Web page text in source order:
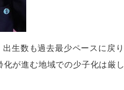
生数も過去最少ペースに戻
が進む地域での少子化は厳し